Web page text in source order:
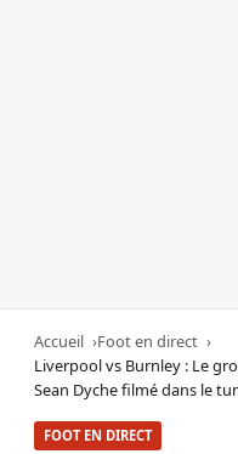
Accueil
Foot en direct
Liverpool vs Burnley : Le
Sean Dyche filmé dans le
FOOT EN DIRECT